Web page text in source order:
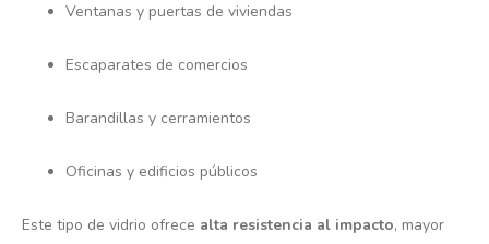
Ventanas y puertas de viviendas
Escaparates de comercios
Barandillas y cerramientos
Oficinas y edificios públicos
Este tipo de vidrio ofrece alta resistencia al impacto, mayor